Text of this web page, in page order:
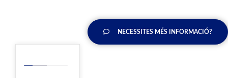
NECESSITES MÉS INFORMACIÓ?